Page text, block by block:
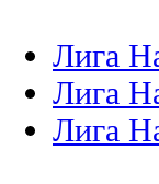
Лига
Лига
Лига